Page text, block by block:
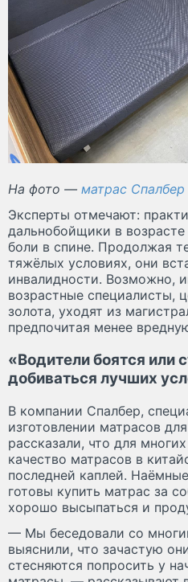
На фото — матрас
Эксперты отмечают:
дальнобойщики в
боли в спине. Продолжая
тяжёлых условиях, они
инвалидности. Возможно,
возрастные специалисты,
золота, уходят из
предпочитая менее
«Водители боятся или
добиваться лучших
В компании Спалбер,
изготовлении матрасов
рассказали, что для
качество матрасов в
последней каплей.
готовы купить матрас за
хорошо высыпаться и
— Мы беседовали со
выяснили, что зачастую
стесняются попросить у